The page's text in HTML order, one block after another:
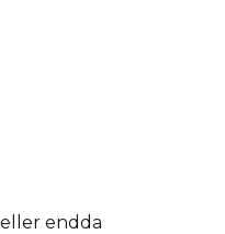
endda